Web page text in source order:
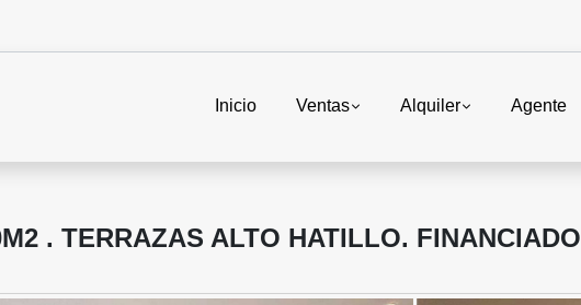
Inicio Ventas Alquiler Agente
. TERRAZAS ALTO HATILLO. FINANCIADO